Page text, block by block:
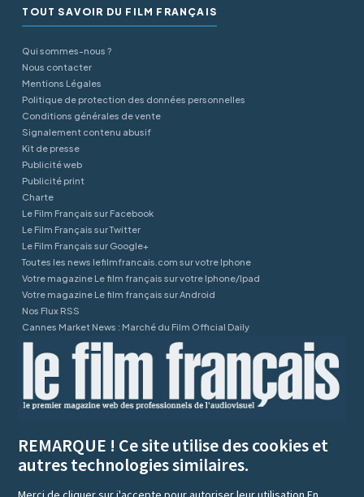
TOUT SAVOIR DU FILM FRANÇAIS
Qui sommes-nous ?
Nous contacter
Mentions Légales
Politique de protection des données personnelles
Conditions générales de vente
Signalement contenu abusif
Kit de presse
Publicité web
Publicité print
Charte
Le Film Français sur Facebook
Le Film Français sur Twitter
Le Film Français sur Google+
Toutes les news lefilmfrancais.com sur votre Iphone
Votre magazine Le film français sur votre Iphone/Ipad
Votre magazine Le film français sur Android
Nos Flux RSS
Cannes Market News : Marché du Film Official Daily
REMARQUE ! Ce site utilise des cookies et
autres technologies similaires.